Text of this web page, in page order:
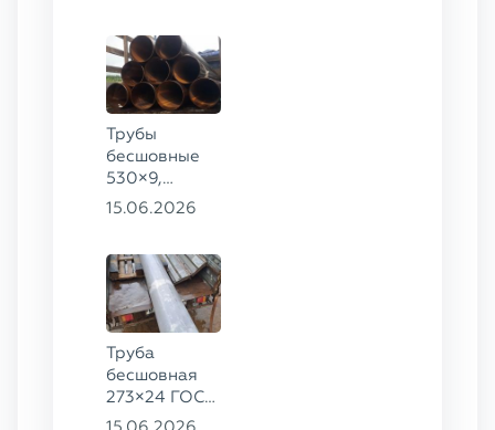
Трубы
бесшовные
530×9,
530×10 ст.
15.06.2026
Труба
бесшовная
273×24 ГОСТ
9941-81 сталь